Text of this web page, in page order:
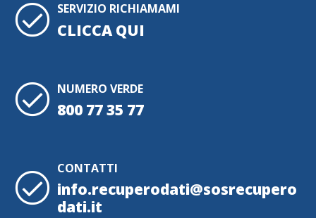
SERVIZIO RICHIAMAMI
CLICCA QUI
NUMERO VERDE
800 77 35 77
CONTATTI
info.recuperodati@sosrecupero
dati.it